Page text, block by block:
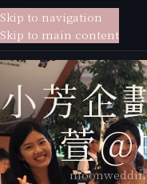
貳月婚紗
Skip to navigation
Skip to main content
小芳企
萱